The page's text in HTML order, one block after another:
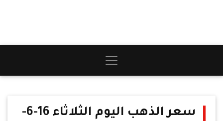
سعر الذهب اليوم الثلاثاء 16-6-